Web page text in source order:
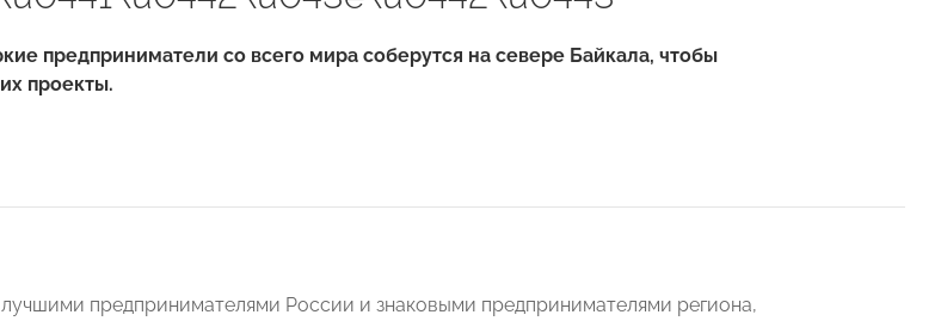
предприниматели со всего мира соберутся на севере Байкала, чтобы
проекты.
предпринимателями России и знаковыми предпринимателями региона,